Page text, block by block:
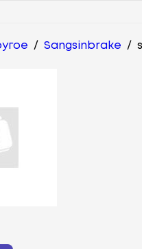
/ Sangsinbrake /